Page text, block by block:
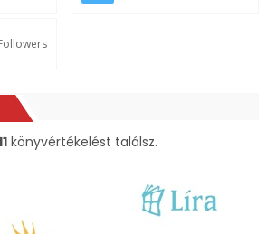
könyvértékelést találsz.